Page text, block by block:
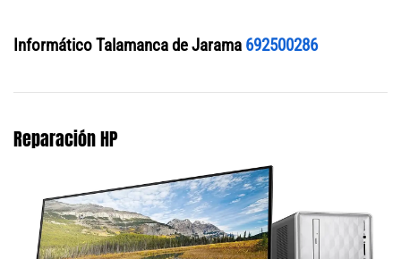
Informático Talamanca de Jarama 692500286
Reparación HP